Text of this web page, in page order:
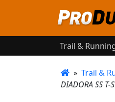
Trail &
» Trail &
DIADORA SS